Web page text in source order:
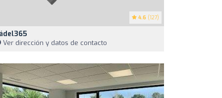
4.6 (127)
Ver dirección y datos de contacto